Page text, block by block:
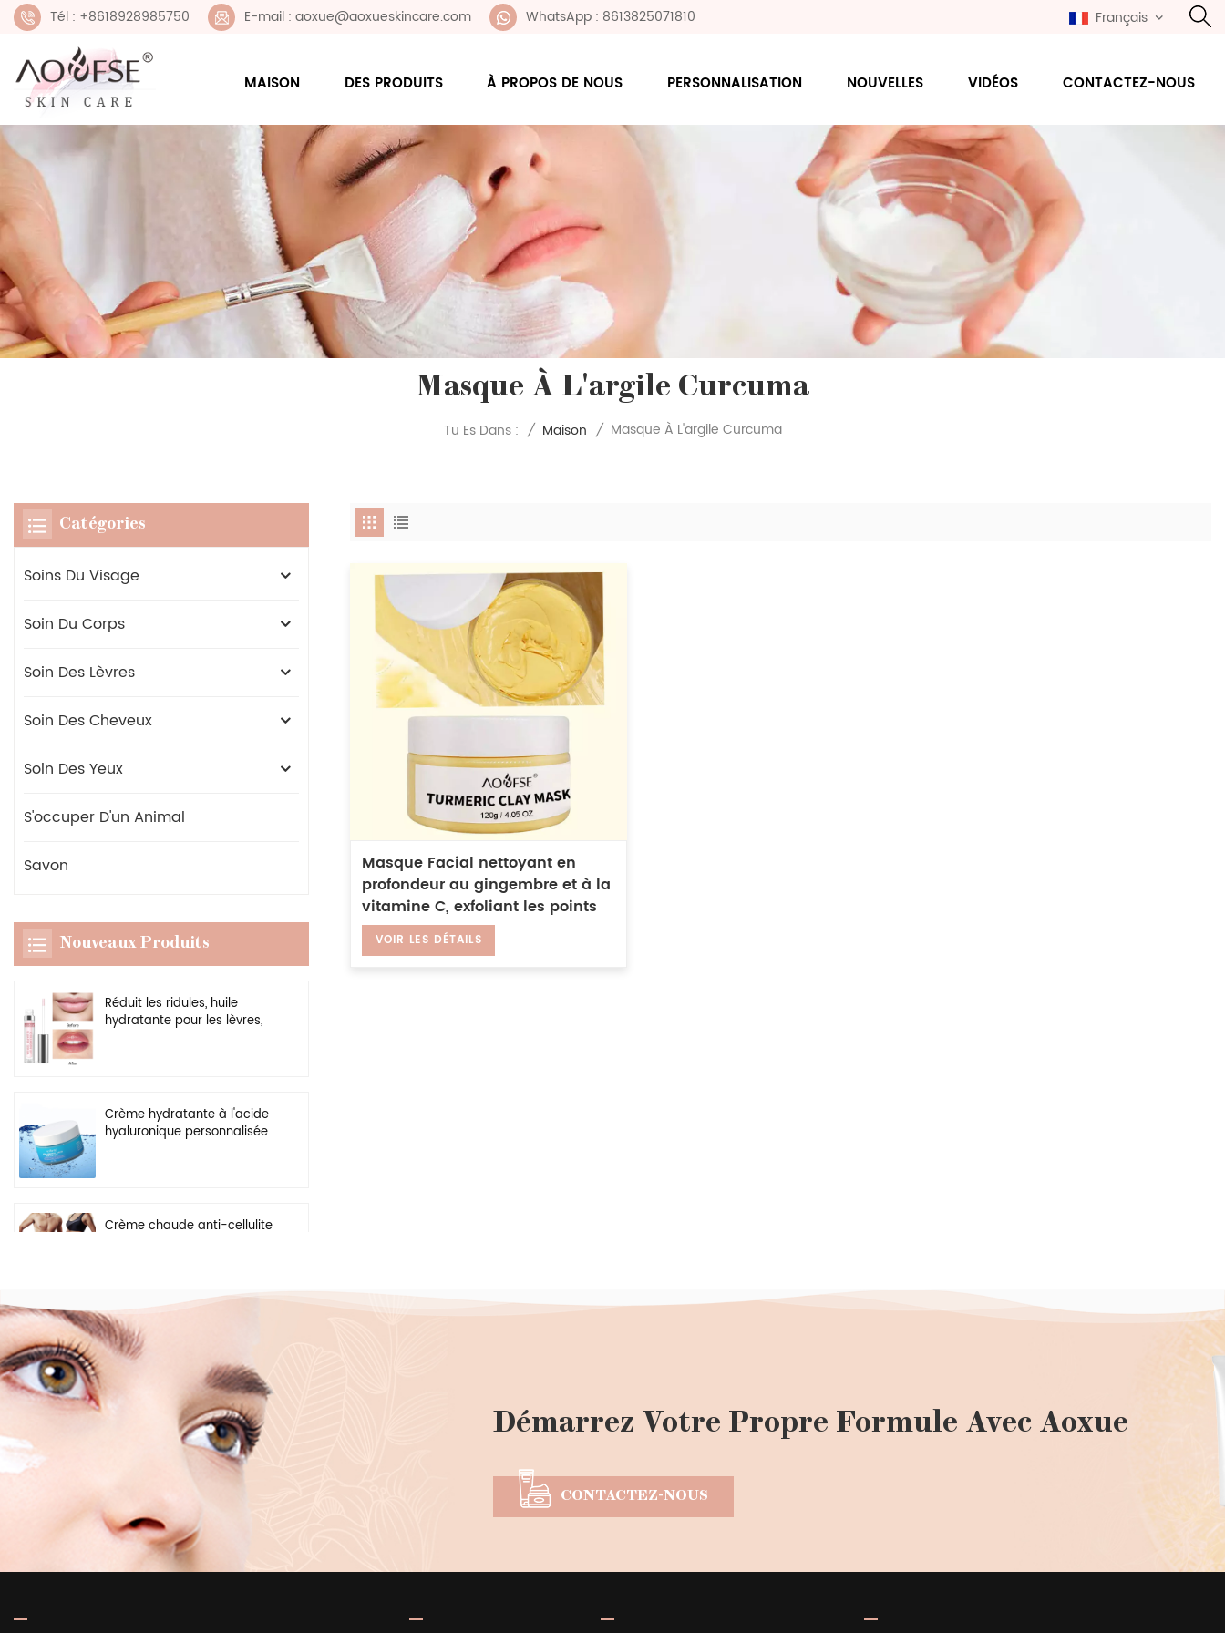
Tél : +8618928985750 E-mail : aoxue@aoxueskincare.com WhatsApp : 8613825071810 Français
MAISON DES PRODUITS À PROPOS DE NOUS PERSONNALISATION NOUVELLES VIDÉOS CONTACTEZ-NOUS
Masque À L'argile Curcuma
Tu Es Dans : / Maison / Masque À L'argile Curcuma
Masque Facial nettoyant en
profondeur au gingembre et à la
vitamine C, exfoliant les points
noirs, éclaircit le masque à
l'argile et au curcuma
VOIR LES DÉTAILS
Catégories
Soins Du Visage
Soin Du Corps
Soin Des Lèvres
Soin Des Cheveux
Soin Des Yeux
S'occuper D'un Animal
Savon
Nouveaux Produits
Réduit les ridules, huile
hydratante pour les lèvres,
Crème hydratante à l'acide
hyaluronique personnalisée
Crème chaude anti-cellulite
amincissante pour le corps
Crème éclaircissante à
base de plantes naturelles,
ingrédients de sécurité,
crème blanchissante pour
le visage, les aisselles et le
Sérum hydratant en
profondeur éclaircissant
privée, acide hyaluronique
pur 2 b5, pour le visage
Démarrez Votre Propre Formule Avec Aoxue
CONTACTEZ-NOUS